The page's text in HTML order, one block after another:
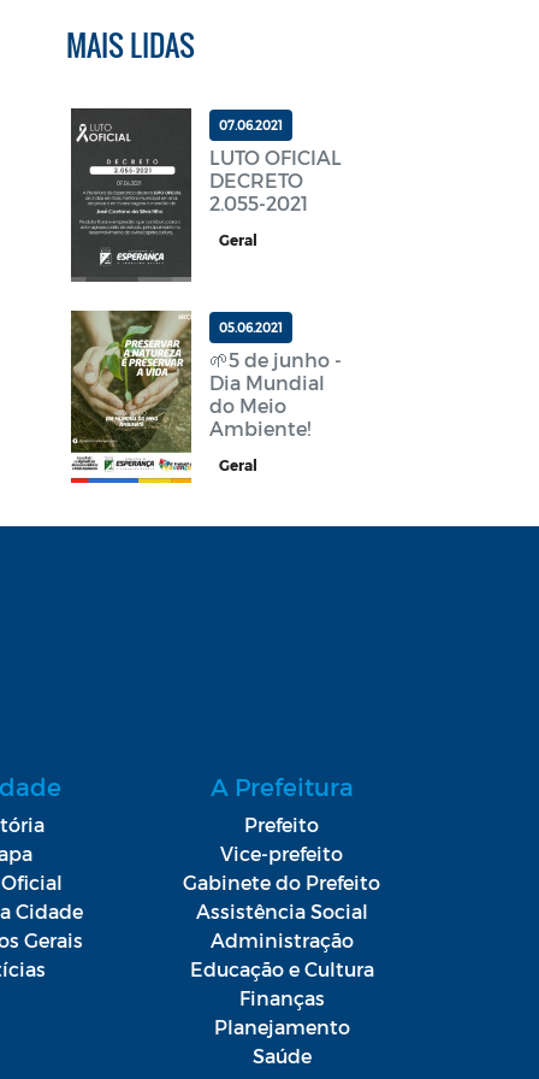
MAIS LIDAS
07.06.2021
LUTO OFICIAL
DECRETO
2.055-2021
Geral
05.06.2021
🌱5 de junho -
Dia Mundial
do Meio
Ambiente!
Geral
Cidade
Gerais
A Prefeitura
Prefeito
Vice-prefeito
Gabinete do Prefeito
Assistência Social
Administração
Educação e Cultura
Finanças
Planejamento
Saúde